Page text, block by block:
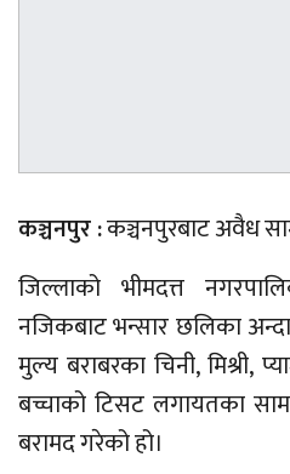
कञ्चनपुर :कञ्चनपुरबाट अवैध
जिल्लाको भीमदत्त
नजिकबाट भन्सार छलिका
मुल्य बराबरका चिनी, मिश्री,
बच्चाको टिसट लगायतका
बरामद गरेको हो।